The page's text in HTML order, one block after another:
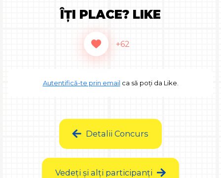
ÎȚI PLACE? LIKE
+62
Autentifică-te prin email ca să poți da Like.
Detalii Concurs
Vedeți și alți participanți